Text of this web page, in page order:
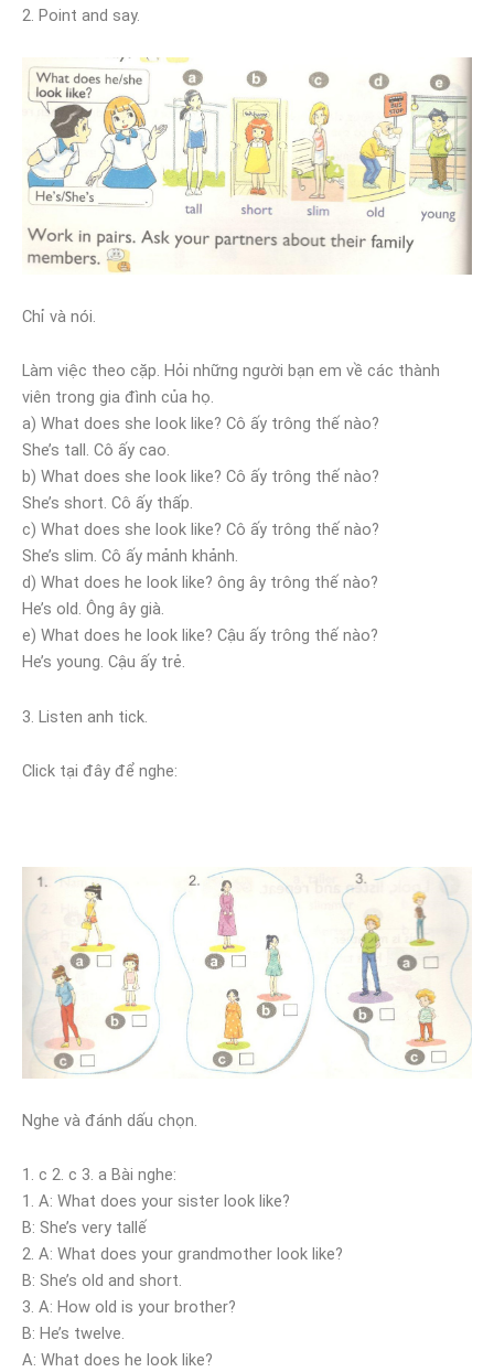
2. Point and say.
Chỉ và nói.
Làm việc theo cặp. Hỏi những người bạn em về các thành
viên trong gia đình của họ.
a) What does she look like? Cô ấy trông thế nào?
She’s tall. Cô ấy cao.
b) What does she look like? Cô ấy trông thế nào?
She’s short. Cô ấy thấp.
c) What does she look like? Cô ấy trông thế nào?
She’s slim. Cô ấy mảnh khảnh.
d) What does he look like? ông ây trông thế nào?
He’s old. Ông ây già.
e) What does he look like? Cậu ấy trông thế nào?
He’s young. Cậu ấy trẻ.
3. Listen anh tick.
Click tại đây để nghe:
Nghe và đánh dấu chọn.
1. c 2. c 3. a Bài nghe:
1. A: What does your sister look like?
B: She’s very tallế
2. A: What does your grandmother look like?
B: She’s old and short.
3. A: How old is your brother?
B: He’s twelve.
A: What does he look like?